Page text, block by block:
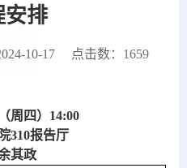
安排
10-17 点击数： 1659
周四）14:00
310报告厅
其政